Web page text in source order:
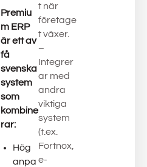
Premiu
m ERP
är ett av
få
svenska
system
som
kombine
rar:
Hög
anpa
t när
företage
t växer.
–
Integrer
ar med
andra
viktiga
system
(t.ex.
Fortnox,
e-